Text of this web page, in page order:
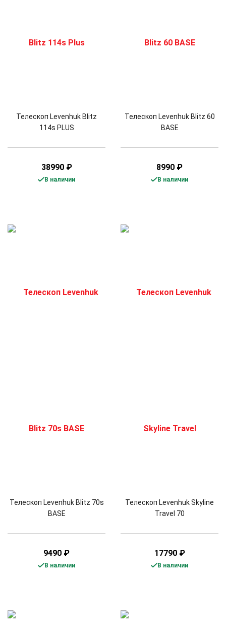
Телескоп Levenhuk Blitz
114s PLUS
38990 ₽
В наличии
Телескоп Levenhuk Blitz 60
BASE
8990 ₽
В наличии
Телескоп Levenhuk Blitz 70s
BASE
9490 ₽
В наличии
Телескоп Levenhuk Skyline
Travel 70
17790 ₽
В наличии